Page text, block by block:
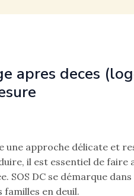
apres deces
une approche délicate et
il est essentiel de faire
DC se démarque dans
en deuil.